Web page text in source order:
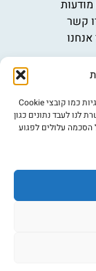
כדי לספק את החוויה הטובה ביותר, אנו משתמשים בטכנולוגיות כמו קובצי Cookie
לעבד נתונים כגון
הסכמה עלולים לפגוע
קשר
אנחנו
אתר: דיביין